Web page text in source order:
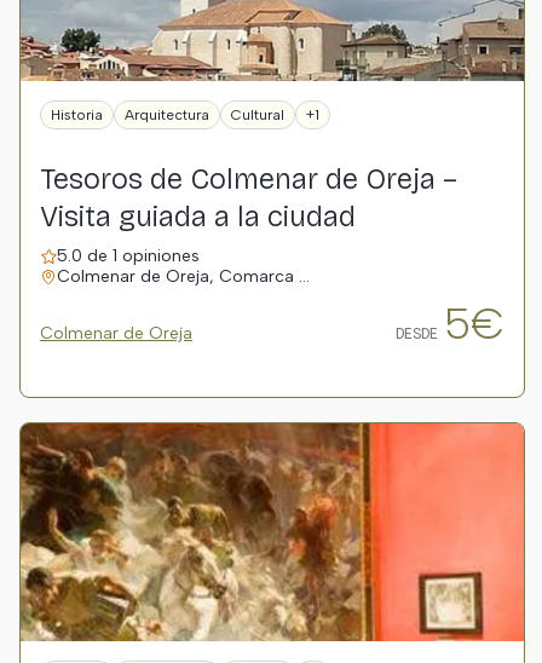
Historia Arquitectura Cultural +1
Tesoros de Colmenar de Oreja –
Visita guiada a la ciudad
5.0 de 1 opiniones
Colmenar de Oreja, Comarca …
Colmenar de Oreja DESDE 5€